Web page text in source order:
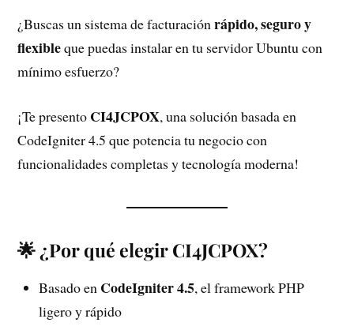
¿Buscas un sistema de facturaciónrápido, seguro y
flexibleque puedas instalar en tu servidor Ubuntu con
mínimo esfuerzo?
¡Te presento CI4JCPOX, una solución basada en
CodeIgniter 4.5 que potencia tu negocio con
funcionalidades completas y tecnología moderna!
🌟 ¿Por qué elegir CI4JCPOX?
Basado en CodeIgniter 4.5, el framework PHP
ligero y rápido